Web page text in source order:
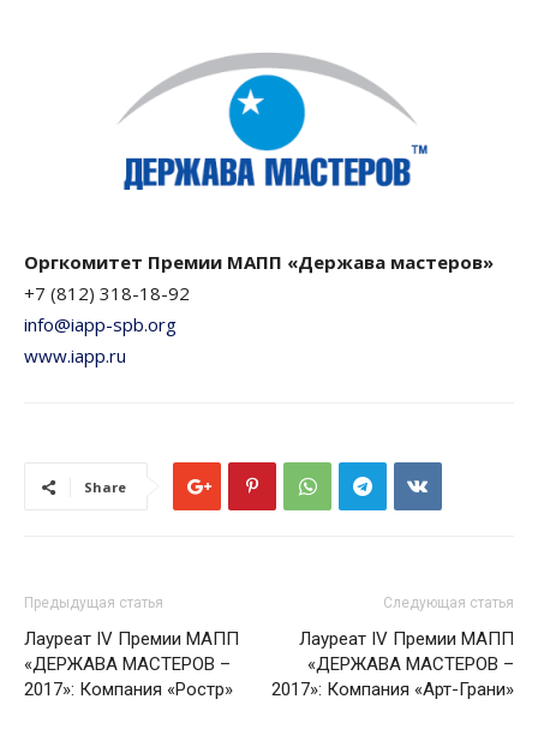
Оргкомитет Премии МАПП «Держава мастеров»
+7 (812) 318-18-92
info@iapp-spb.org
www.iapp.ru
Share
Предыдущая статья
Лауреат IV Премии МАПП
«ДЕРЖАВА МАСТЕРОВ –
2017»: Компания «Ростр»
Следующая статья
Лауреат IV Премии МАПП
«ДЕРЖАВА МАСТЕРОВ –
2017»: Компания «Арт-Грани»